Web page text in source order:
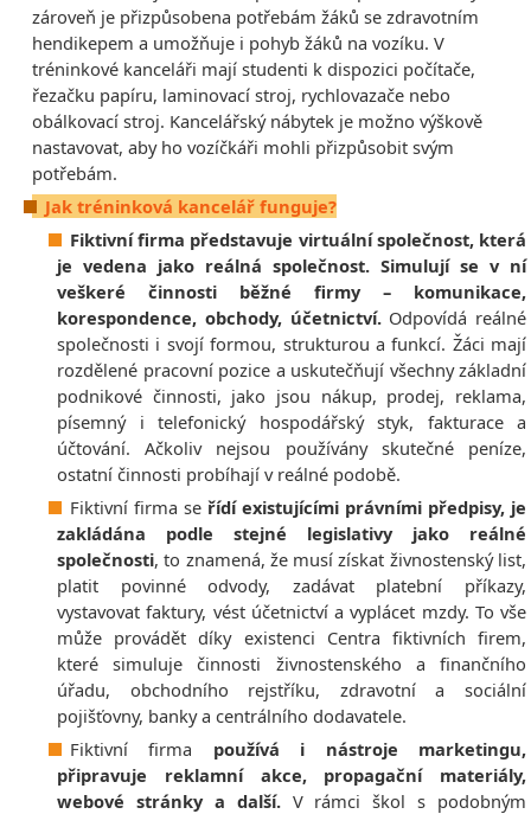
zároveň je přizpůsobena potřebám žáků se zdravotním
hendikepem a umožňuje i pohyb žáků na vozíku. V
tréninkové kanceláři mají studenti k dispozici počítače,
řezačku papíru, laminovací stroj, rychlovazače nebo
obálkovací stroj. Kancelářský nábytek je možno výškově
nastavovat, aby ho vozíčkáři mohli přizpůsobit svým
potřebám.
Jak tréninková kancelář funguje?
Fiktivní firma představuje virtuální společnost, která
je vedena jako reálná společnost. Simulují se v ní
veškeré činnosti běžné firmy – komunikace,
korespondence, obchody, účetnictví.Odpovídá reálné
společnosti i svojí formou, strukturou a funkcí. Žáci mají
rozdělené pracovní pozice a uskutečňují všechny základní
podnikové činnosti, jako jsou nákup, prodej, reklama,
písemný i telefonický hospodářský styk, fakturace a
účtování. Ačkoliv nejsou používány skutečné peníze,
ostatní činnosti probíhají v reálné podobě.
Fiktivní firma se řídí existujícími právními předpisy, je
zakládána podle stejné legislativy jako reálné
společnosti, to znamená, že musí získat živnostenský list,
platit povinné odvody, zadávat platební příkazy,
vystavovat faktury, vést účetnictví a vyplácet mzdy. To vše
může provádět díky existenci Centra fiktivních firem,
které simuluje činnosti živnostenského a finančního
úřadu, obchodního rejstříku, zdravotní a sociální
pojišťovny, banky a centrálního dodavatele.
Fiktivní firma používá i nástroje marketingu,
připravuje reklamní akce, propagační materiály,
webové stránky a další. V rámci škol s podobným